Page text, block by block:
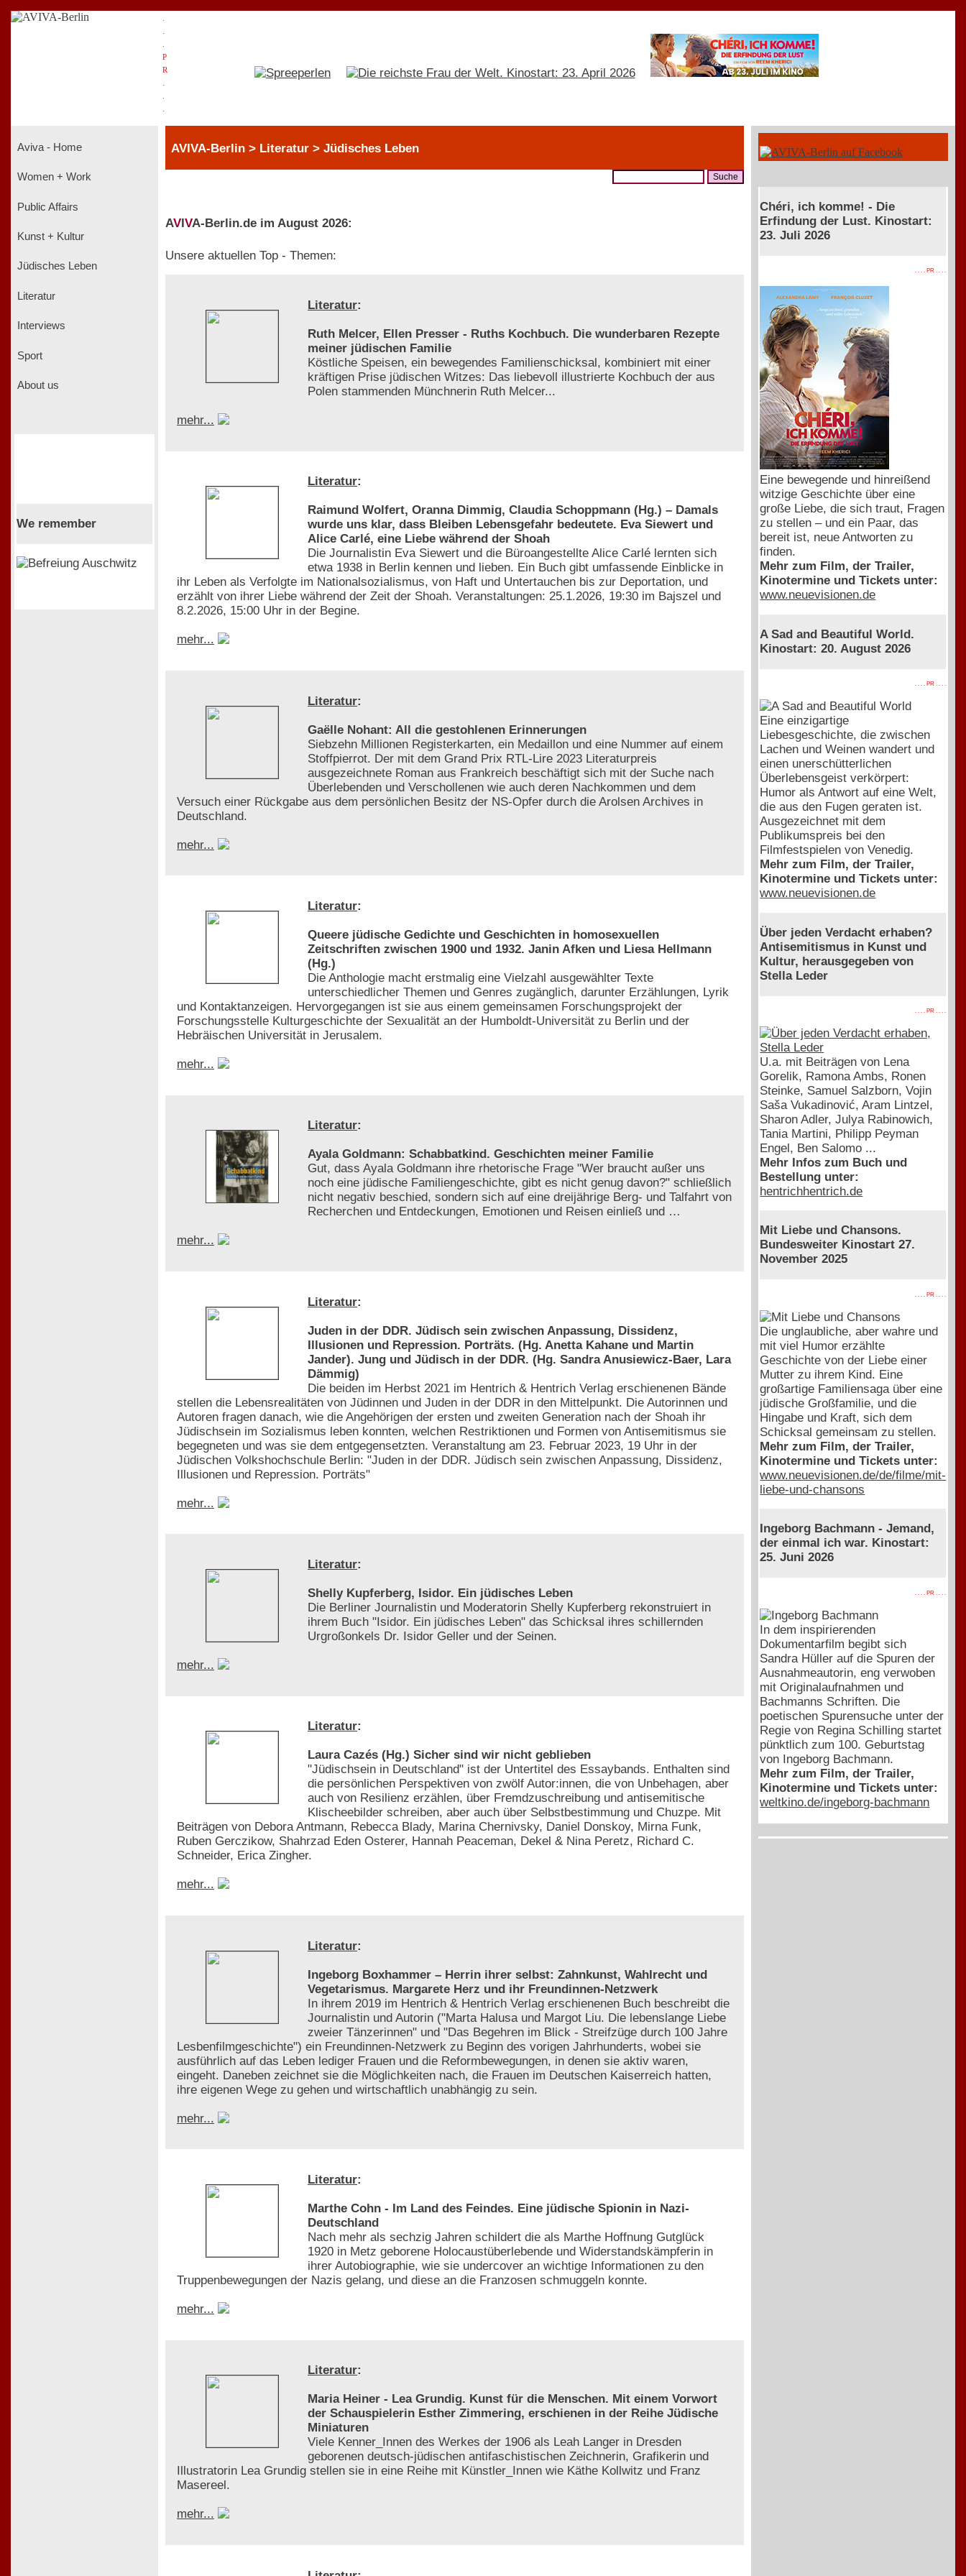
P
R
Aviva - Home
Women + Work
Public Affairs
Kunst + Kultur
Jüdisches Leben
Literatur
Interviews
Sport
About us
We remember
AVIVA-Berlin > Literatur > Jüdisches Leben
AVIVA-Berlin.de im August 2026:
Unsere aktuellen Top - Themen:
Literatur:
Ruth Melcer, Ellen Presser - Ruths Kochbuch. Die wunderbaren Rezepte
meiner jüdischen Familie
Köstliche Speisen, ein bewegendes Familienschicksal, kombiniert mit einer
kräftigen Prise jüdischen Witzes: Das liebevoll illustrierte Kochbuch der aus
Polen stammenden Münchnerin Ruth Melcer...
mehr...
Literatur:
Raimund Wolfert, Oranna Dimmig, Claudia Schoppmann (Hg.) – Damals
wurde uns klar, dass Bleiben Lebensgefahr bedeutete. Eva Siewert und
Alice Carlé, eine Liebe während der Shoah
Die Journalistin Eva Siewert und die Büroangestellte Alice Carlé lernten sich
etwa 1938 in Berlin kennen und lieben. Ein Buch gibt umfassende Einblicke in
ihr Leben als Verfolgte im Nationalsozialismus, von Haft und Untertauchen bis zur Deportation, und
erzählt von ihrer Liebe während der Zeit der Shoah. Veranstaltungen: 25.1.2026, 19:30 im Bajszel und
8.2.2026, 15:00 Uhr in der Begine.
mehr...
Literatur:
Gaëlle Nohant: All die gestohlenen Erinnerungen
Siebzehn Millionen Registerkarten, ein Medaillon und eine Nummer auf einem
Stoffpierrot. Der mit dem Grand Prix RTL-Lire 2023 Literaturpreis
ausgezeichnete Roman aus Frankreich beschäftigt sich mit der Suche nach
Überlebenden und Verschollenen wie auch deren Nachkommen und dem
Versuch einer Rückgabe aus dem persönlichen Besitz der NS-Opfer durch die Arolsen Archives in
Deutschland.
mehr...
Literatur:
Queere jüdische Gedichte und Geschichten in homosexuellen
Zeitschriften zwischen 1900 und 1932. Janin Afken und Liesa Hellmann
(Hg.)
Die Anthologie macht erstmalig eine Vielzahl ausgewählter Texte
unterschiedlicher Themen und Genres zugänglich, darunter Erzählungen, Lyrik
und Kontaktanzeigen. Hervorgegangen ist sie aus einem gemeinsamen Forschungsprojekt der
Forschungsstelle Kulturgeschichte der Sexualität an der Humboldt-Universität zu Berlin und der
Hebräischen Universität in Jerusalem.
mehr...
Literatur:
Ayala Goldmann: Schabbatkind. Geschichten meiner Familie
Gut, dass Ayala Goldmann ihre rhetorische Frage "Wer braucht außer uns
noch eine jüdische Familiengeschichte, gibt es nicht genug davon?" schließlich
nicht negativ beschied, sondern sich auf eine dreijährige Berg- und Talfahrt von
Recherchen und Entdeckungen, Emotionen und Reisen einließ und …
mehr...
Literatur:
Juden in der DDR. Jüdisch sein zwischen Anpassung, Dissidenz,
Illusionen und Repression. Porträts. (Hg. Anetta Kahane und Martin
Jander). Jung und Jüdisch in der DDR. (Hg. Sandra Anusiewicz-Baer, Lara
Dämmig)
Die beiden im Herbst 2021 im Hentrich & Hentrich Verlag erschienenen Bände
stellen die Lebensrealitäten von Jüdinnen und Juden in der DDR in den Mittelpunkt. Die Autorinnen und
Autoren fragen danach, wie die Angehörigen der ersten und zweiten Generation nach der Shoah ihr
Jüdischsein im Sozialismus leben konnten, welchen Restriktionen und Formen von Antisemitismus sie
begegneten und was sie dem entgegensetzten. Veranstaltung am 23. Februar 2023, 19 Uhr in der
Jüdischen Volkshochschule Berlin: "Juden in der DDR. Jüdisch sein zwischen Anpassung, Dissidenz,
Illusionen und Repression. Porträts"
mehr...
Literatur:
Shelly Kupferberg, Isidor. Ein jüdisches Leben
Die Berliner Journalistin und Moderatorin Shelly Kupferberg rekonstruiert in
ihrem Buch "Isidor. Ein jüdisches Leben" das Schicksal ihres schillernden
Urgroßonkels Dr. Isidor Geller und der Seinen.
mehr...
Literatur:
Laura Cazés (Hg.) Sicher sind wir nicht geblieben
"Jüdischsein in Deutschland" ist der Untertitel des Essaybands. Enthalten sind
die persönlichen Perspektiven von zwölf Autor:innen, die von Unbehagen, aber
auch von Resilienz erzählen, über Fremdzuschreibung und antisemitische
Klischeebilder schreiben, aber auch über Selbstbestimmung und Chuzpe. Mit
Beiträgen von Debora Antmann, Rebecca Blady, Marina Chernivsky, Daniel Donskoy, Mirna Funk,
Ruben Gerczikow, Shahrzad Eden Osterer, Hannah Peaceman, Dekel & Nina Peretz, Richard C.
Schneider, Erica Zingher.
mehr...
Literatur:
Ingeborg Boxhammer – Herrin ihrer selbst: Zahnkunst, Wahlrecht und
Vegetarismus. Margarete Herz und ihr Freundinnen-Netzwerk
In ihrem 2019 im Hentrich & Hentrich Verlag erschienenen Buch beschreibt die
Journalistin und Autorin ("Marta Halusa und Margot Liu. Die lebenslange Liebe
zweier Tänzerinnen" und "Das Begehren im Blick - Streifzüge durch 100 Jahre
Lesbenfilmgeschichte") ein Freundinnen-Netzwerk zu Beginn des vorigen Jahrhunderts, wobei sie
ausführlich auf das Leben lediger Frauen und die Reformbewegungen, in denen sie aktiv waren,
eingeht. Daneben zeichnet sie die Möglichkeiten nach, die Frauen im Deutschen Kaiserreich hatten,
ihre eigenen Wege zu gehen und wirtschaftlich unabhängig zu sein.
mehr...
Literatur:
Marthe Cohn - Im Land des Feindes. Eine jüdische Spionin in Nazi-
Deutschland
Nach mehr als sechzig Jahren schildert die als Marthe Hoffnung Gutglück
1920 in Metz geborene Holocaustüberlebende und Widerstandskämpferin in
ihrer Autobiographie, wie sie undercover an wichtige Informationen zu den
Truppenbewegungen der Nazis gelang, und diese an die Franzosen schmuggeln konnte.
mehr...
Literatur:
Maria Heiner - Lea Grundig. Kunst für die Menschen. Mit einem Vorwort
der Schauspielerin Esther Zimmering, erschienen in der Reihe Jüdische
Miniaturen
Viele Kenner_Innen des Werkes der 1906 als Leah Langer in Dresden
geborenen deutsch-jüdischen antifaschistischen Zeichnerin, Grafikerin und
Illustratorin Lea Grundig stellen sie in eine Reihe mit Künstler_Innen wie Käthe Kollwitz und Franz
Masereel.
mehr...
Chéri, ich komme! - Die
Erfindung der Lust. Kinostart:
23. Juli 2026
. . . . PR . . . .
Eine bewegende und hinreißend
witzige Geschichte über eine
große Liebe, die sich traut, Fragen
zu stellen – und ein Paar, das
bereit ist, neue Antworten zu
finden.
Mehr zum Film, der Trailer,
Kinotermine und Tickets unter:
www.neuevisionen.de
A Sad and Beautiful World.
Kinostart: 20. August 2026
. . . . PR . . . .
Eine einzigartige
Liebesgeschichte, die zwischen
Lachen und Weinen wandert und
einen unerschütterlichen
Überlebensgeist verkörpert:
Humor als Antwort auf eine Welt,
die aus den Fugen geraten ist.
Ausgezeichnet mit dem
Publikumspreis bei den
Filmfestspielen von Venedig.
Mehr zum Film, der Trailer,
Kinotermine und Tickets unter:
www.neuevisionen.de
Über jeden Verdacht erhaben?
Antisemitismus in Kunst und
Kultur, herausgegeben von
Stella Leder
. . . . PR . . . .
U.a. mit Beiträgen von Lena
Gorelik, Ramona Ambs, Ronen
Steinke, Samuel Salzborn, Vojin
Saša Vukadinović, Aram Lintzel,
Sharon Adler, Julya Rabinowich,
Tania Martini, Philipp Peyman
Engel, Ben Salomo ...
Mehr Infos zum Buch und
Bestellung unter:
hentrichhentrich.de
Mit Liebe und Chansons.
Bundesweiter Kinostart 27.
November 2025
. . . . PR . . . .
Die unglaubliche, aber wahre und
mit viel Humor erzählte
Geschichte von der Liebe einer
Mutter zu ihrem Kind. Eine
großartige Familiensaga über eine
jüdische Großfamilie, und die
Hingabe und Kraft, sich dem
Schicksal gemeinsam zu stellen.
Mehr zum Film, der Trailer,
Kinotermine und Tickets unter:
www.neuevisionen.de/de/filme/mit-
liebe-und-chansons
Ingeborg Bachmann - Jemand,
der einmal ich war. Kinostart:
25. Juni 2026
. . . . PR . . . .
In dem inspirierenden
Dokumentarfilm begibt sich
Sandra Hüller auf die Spuren der
Ausnahmeautorin, eng verwoben
mit Originalaufnahmen und
Bachmanns Schriften. Die
poetischen Spurensuche unter der
Regie von Regina Schilling startet
pünktlich zum 100. Geburtstag
von Ingeborg Bachmann.
Mehr zum Film, der Trailer,
Kinotermine und Tickets unter:
weltkino.de/ingeborg-bachmann